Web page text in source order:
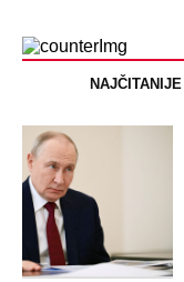
NAJČITANIJE